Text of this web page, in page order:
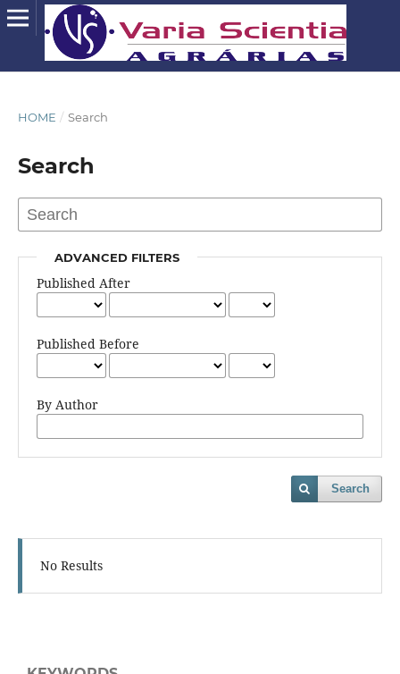
HOME / Search
Search
ADVANCED FILTERS
Published After
Published Before
By Author
Search
No Results